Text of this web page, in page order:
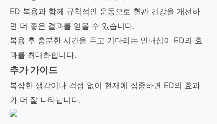
ED 복용과 함께 규칙적인 운동으로 혈관 건강을 개선하
면 더 좋은 결과를 얻을 수 있습니다.
복용 후 충분한 시간을 두고 기다리는 인내심이 ED의 효
과를 최대화합니다.
추가 가이드
복잡한 생각이나 걱정 없이 현재에 집중하면 ED의 효과
가 더 잘 나타납니다.